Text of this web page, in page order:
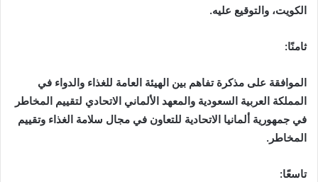
الكويت، والتوقيع عليه.
ثامنًا:
الموافقة على مذكرة تفاهم بين الهيئة العامة للغذاء والدواء في
المملكة العربية السعودية والمعهد الألماني الاتحادي لتقييم المخاطر
في جمهورية ألمانيا الاتحادية للتعاون في مجال سلامة الغذاء وتقييم
المخاطر.
تاسعًا: